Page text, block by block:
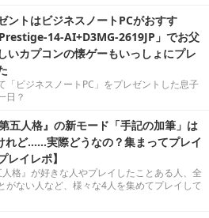
ントはビジネスノートPCがおすす
14-AI+D3MG-2619JP」でお父
いカプコンの懐ゲーもいっしょにプレ
「ビジネスノートPC」をプレゼントした息子
日？
五人格』の新モード「手記の加筆」は
れど……実際どうなの？集まってプレイ
レイレポ】
人格』が好きな人やプレイしたことある人、全
がない人など、様々な4人を集めてプレイして